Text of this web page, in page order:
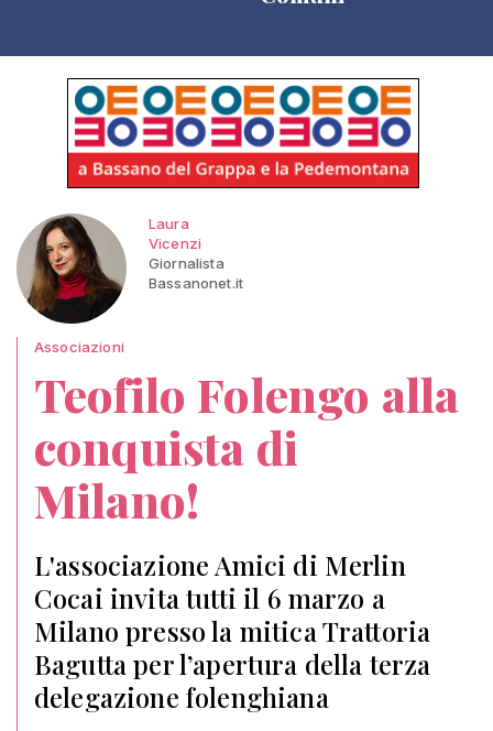
Laura
Vicenzi
Giornalista
Bassanonet.it
Associazioni
Teofilo Folengo alla
conquista di
Milano!
L'associazione Amici di Merlin
Cocai invita tutti il 6 marzo a
Milano presso la mitica Trattoria
Bagutta per l’apertura della terza
delegazione folenghiana